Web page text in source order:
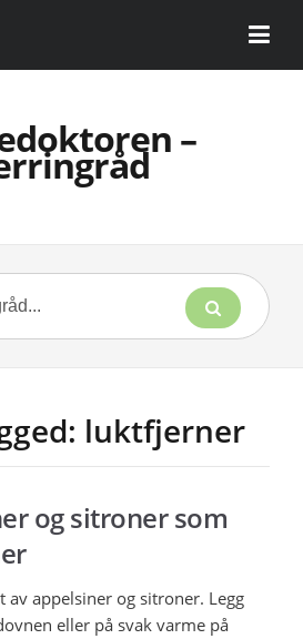
–
luktfjerner
og sitroner som
av appelsiner og sitroner. Legg
eller på svak varme på